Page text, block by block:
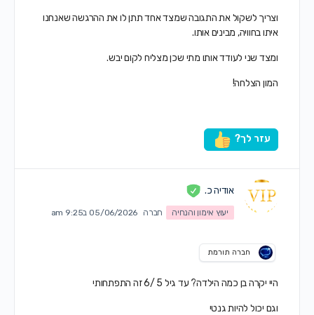
וצריך לשקול את התגובה שמצד אחד תתן לו את ההרגשה שאנחנו
איתו בחוויה, מבינים אותו.
ומצד שני לעודד אותו מתי שכן מצליח לקום יבש.
המון הצלחה!
עזר לך?
אודיה כ.
יעוץ אימון והנחיה חברה 05/06/2026 ב9:25 am
חברה תורמת
היי יקרה בן כמה הילדה? עד גיל 5 /6 זה התפתחותי
וגם יכול להיות גנטי